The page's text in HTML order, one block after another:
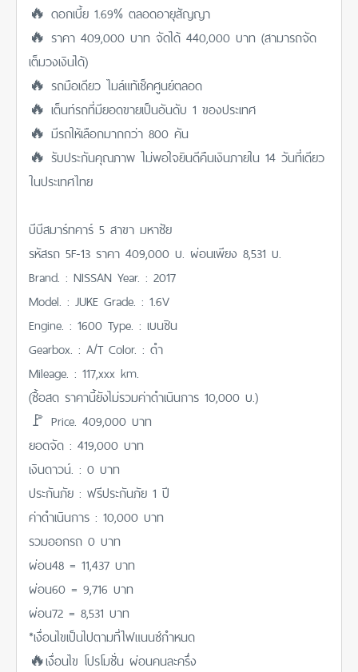
🔥 ดอกเบี้ย 1.69% ตลอดอายุสัญญา
🔥 ราคา 409,000 บาท จัดได้ 440,000 บาท (สามารถจัด
เต็มวงเงินได้)
🔥 รถมือเดียว ไมล์แท้เช็คศูนย์ตลอด
🔥 เต็นท์รถที่มียอดขายเป็นอันดับ 1 ของประเทศ
🔥 มีรถให้เลือกมากกว่า 800 คัน
🔥 รับประกันคุณภาพ ไม่พอใจยินดีคืนเงินภายใน 14 วันที่เดียว
ในประเทศไทย
บีบีสมาร์ทคาร์ 5 สาขา มหาชัย
รหัสรถ 5F-13 ราคา 409,000 บ. ผ่อนเพียง 8,531 บ.
Brand. : NISSAN Year. : 2017
Model. : JUKE Grade. : 1.6V
Engine. : 1600 Type. : เบนซิน
Gearbox. : A/T Color. : ดำ
Mileage. : 117,xxx km.
(ซื้อสด ราคานี้ยังไม่รวมค่าดำเนินการ 10,000 บ.)
🚩 Price. 409,000 บาท
ยอดจัด : 419,000 บาท
เงินดาวน์. : 0 บาท
ประกันภัย : ฟรีประกันภัย 1 ปี
ค่าดำเนินการ : 10,000 บาท
รวมออกรถ 0 บาท
ผ่อน48 = 11,437 บาท
ผ่อน60 = 9,716 บาท
ผ่อน72 = 8,531 บาท
*เงื่อนไขเป็นไปตามที่ไฟแนนซ์กำหนด
🔥เงื่อนไข โปรโมชั่น ผ่อนคนละครึ่ง